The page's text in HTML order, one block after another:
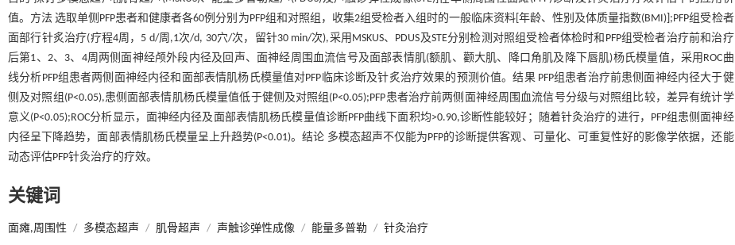
值。方法 选取单侧PFP患者和健康者各60例分别为PFP组和对照组，收集2组受检者入组时的一般临床资料[年龄、性别及体质量指数(BMI)];PFP组受检者
面部行针炙治疗(疗程4周，5 d/周,1次/d, 30穴/次，留针30 min/次),采用MSKUS、PDUS及STE分别检测对照组受检者体检时和PFP组受检者治疗前和治疗
后第1、2、3、4周两侧面神经颅外段内径及回声、面神经周围血流信号及面部表情肌(额肌、颧大肌、降口角肌及降下唇肌)杨氏模量值，采用ROC曲
线分析PFP组患者两侧面神经内径和面部表情肌杨氏模量值对PFP临床诊断及针炙治疗效果的预测价值。结果 PFP组患者治疗前患侧面神经内径大于健
侧及对照组(P<0.05),患侧面部表情肌杨氏模量值低于健侧及对照组(P<0.05);PFP患者治疗前两侧面神经周围血流信号分级与对照组比较，差异有统计学
意义(P<0.05);ROC分析显示，面神经内径及面部表情肌杨氏模量值诊断PFP曲线下面积均>0.90,诊断性能较好；随着针灸治疗的进行，PFP组患侧面神经
内径呈下降趋势，面部表情肌杨氏模量呈上升趋势(P<0.01)。结论 多模态超声不仅能为PFP的诊断提供客观、可量化、可重复性好的影像学依据，还能
动态评估PFP针灸治疗的疗效。
关键词
面瘫,周围性 / 多模态超声 / 肌骨超声 / 声触诊弹性成像 / 能量多普勒 / 针灸治疗